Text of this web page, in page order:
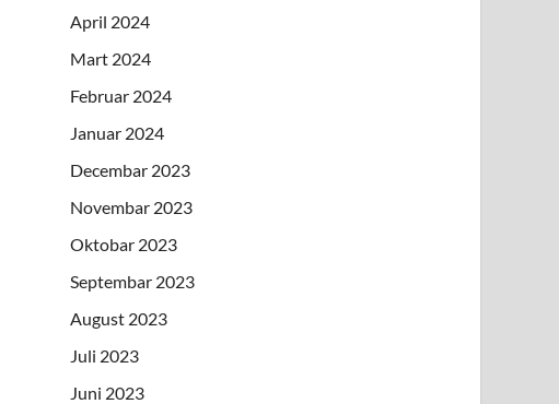
April 2024
Mart 2024
Februar 2024
Januar 2024
Decembar 2023
Novembar 2023
Oktobar 2023
Septembar 2023
August 2023
Juli 2023
Juni 2023